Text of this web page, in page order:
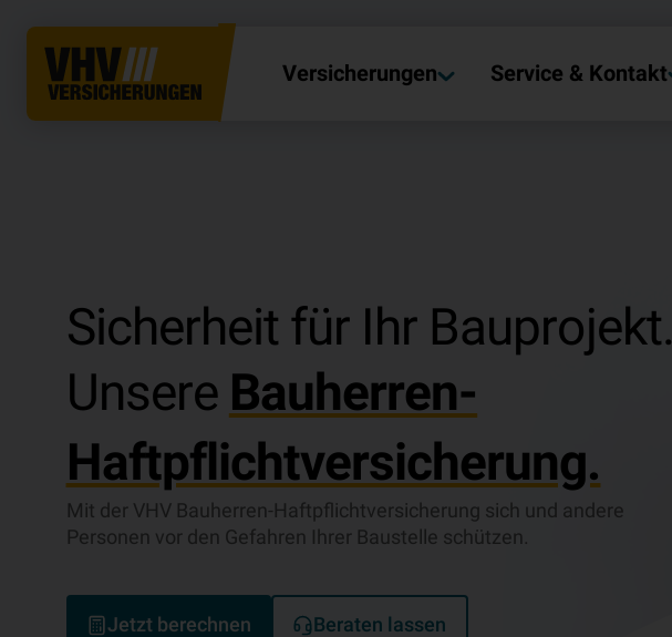
Versicherungen Service & Kontakt
Sicherheit für Ihr Bauprojekt.
Unsere Bauherren-
Haftpflichtversicherung.
Mit der VHV Bauherren-Haftpflichtversicherung sich und andere
Personen vor den Gefahren Ihrer Baustelle schützen.
Jetzt berechnen Beraten lassen